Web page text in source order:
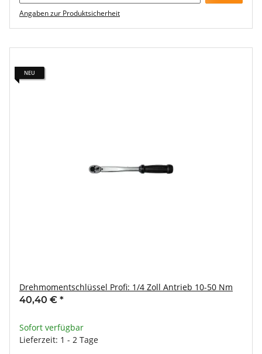
Angaben zur Produktsicherheit
NEU
Drehmomentschlüssel Profi: 1/4 Zoll Antrieb 10-50 Nm
40,40 € *
Sofort verfügbar
Lieferzeit: 1 - 2 Tage